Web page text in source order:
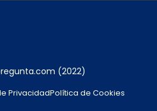
(2022)
PrivacidadPolítica de Cookies